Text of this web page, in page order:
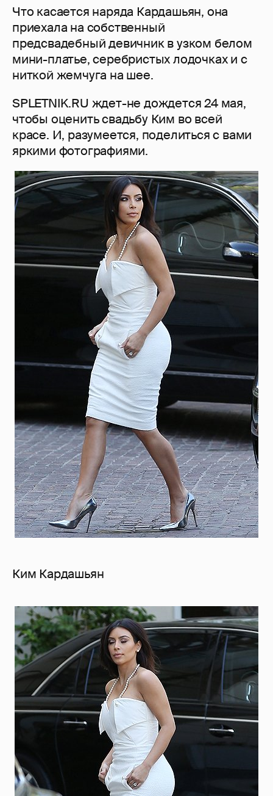
Что касается наряда Кардашьян, она
приехала на собственный
предсвадебный девичник в узком белом
мини-платье, серебристых лодочках и с
ниткой жемчуга на шее.
SPLETNIK.RU ждет-не дождется 24 мая,
чтобы оценить свадьбу Ким во всей
красе. И, разумеется, поделиться с вами
яркими фотографиями.
Ким Кардашьян